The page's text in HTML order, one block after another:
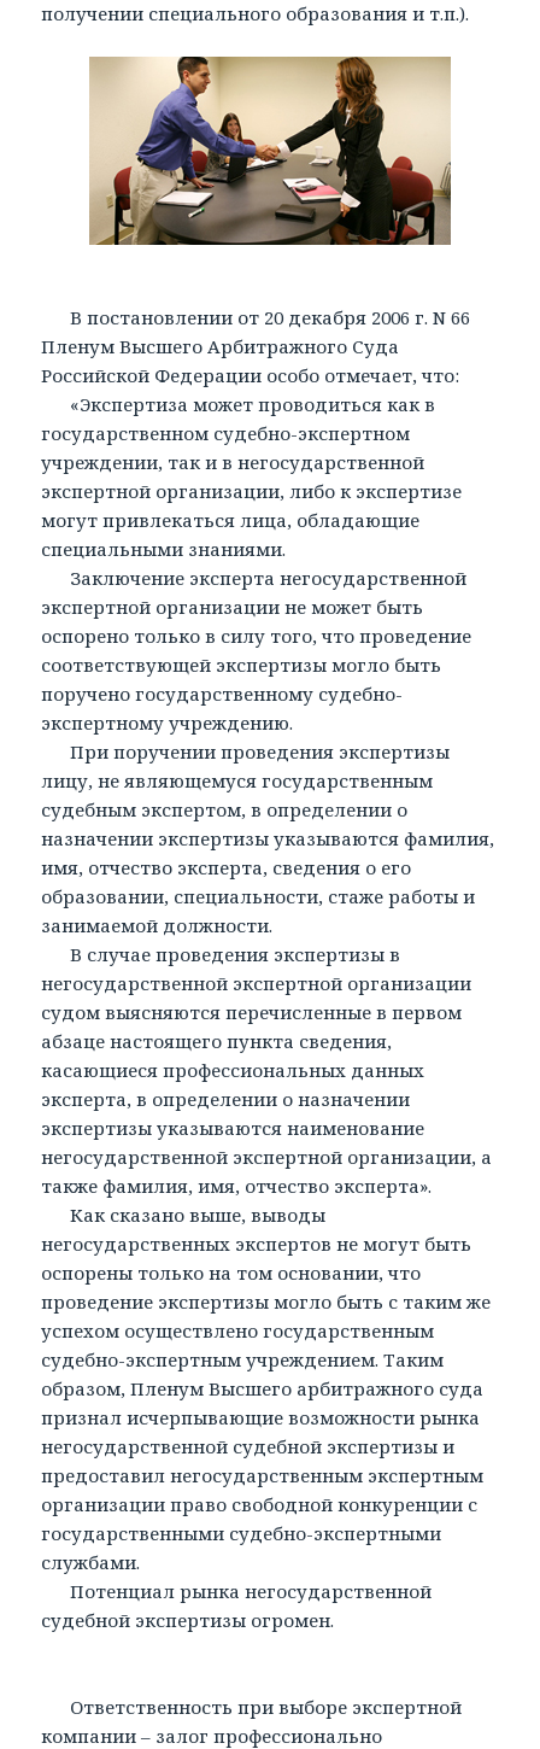
получении специального образования и т.п.).
В постановлении от 20 декабря 2006 г. N 66
Пленум Высшего Арбитражного Суда
Российской Федерации особо отмечает, что:
«Экспертиза может проводиться как в
государственном судебно-экспертном
учреждении, так и в негосударственной
экспертной организации, либо к экспертизе
могут привлекаться лица, обладающие
специальными знаниями.
Заключение эксперта негосударственной
экспертной организации не может быть
оспорено только в силу того, что проведение
соответствующей экспертизы могло быть
поручено государственному судебно-
экспертному учреждению.
При поручении проведения экспертизы
лицу, не являющемуся государственным
судебным экспертом, в определении о
назначении экспертизы указываются фамилия,
имя, отчество эксперта, сведения о его
образовании, специальности, стаже работы и
занимаемой должности.
В случае проведения экспертизы в
негосударственной экспертной организации
судом выясняются перечисленные в первом
абзаце настоящего пункта сведения,
касающиеся профессиональных данных
эксперта, в определении о назначении
экспертизы указываются наименование
негосударственной экспертной организации, а
также фамилия, имя, отчество эксперта».
Как сказано выше, выводы
негосударственных экспертов не могут быть
оспорены только на том основании, что
проведение экспертизы могло быть с таким же
успехом осуществлено государственным
судебно-экспертным учреждением. Таким
образом, Пленум Высшего арбитражного суда
признал исчерпывающие возможности рынка
негосударственной судебной экспертизы и
предоставил негосударственным экспертным
организации право свободной конкуренции с
государственными судебно-экспертными
службами.
Потенциал рынка негосударственной
судебной экспертизы огромен.
Ответственность при выборе экспертной
компании – залог профессионально